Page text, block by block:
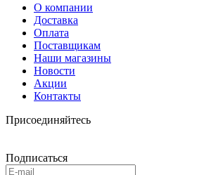
О компании
Доставка
Оплата
Поставщикам
Наши магазины
Новости
Акции
Контакты
Присоединяйтесь
Подписаться